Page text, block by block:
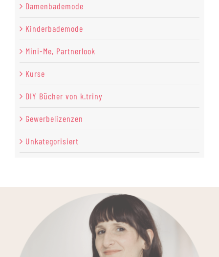
Damenbademode
Kinderbademode
Mini-Me, Partnerlook
Kurse
DIY Bücher von k.triny
Gewerbelizenzen
Unkategorisiert